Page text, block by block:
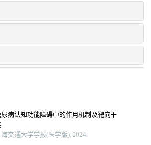
尿病认知功能障碍中的作用机制及靶向干
交通大学学报(医学版), 2024